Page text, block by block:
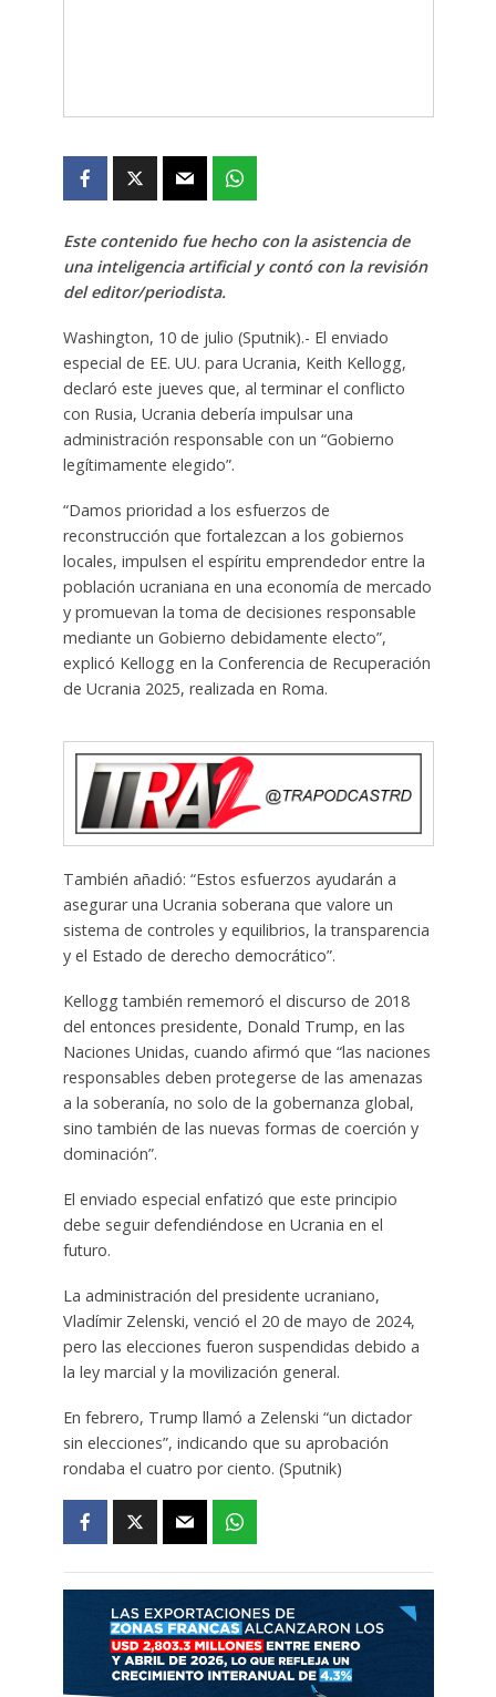
Este contenido fue hecho con la asistencia de
una inteligencia artificial y contó con la revisión
del editor/periodista.
Washington, 10 de julio (Sputnik).- El enviado
especial de EE. UU. para Ucrania, Keith Kellogg,
declaró este jueves que, al terminar el conflicto
con Rusia, Ucrania debería impulsar una
administración responsable con un “Gobierno
legítimamente elegido”.
“Damos prioridad a los esfuerzos de
reconstrucción que fortalezcan a los gobiernos
locales, impulsen el espíritu emprendedor entre la
población ucraniana en una economía de mercado
y promuevan la toma de decisiones responsable
mediante un Gobierno debidamente electo”,
explicó Kellogg en la Conferencia de Recuperación
de Ucrania 2025, realizada en Roma.
También añadió: “Estos esfuerzos ayudarán a
asegurar una Ucrania soberana que valore un
sistema de controles y equilibrios, la transparencia
y el Estado de derecho democrático”.
Kellogg también rememoró el discurso de 2018
del entonces presidente, Donald Trump, en las
Naciones Unidas, cuando afirmó que “las naciones
responsables deben protegerse de las amenazas
a la soberanía, no solo de la gobernanza global,
sino también de las nuevas formas de coerción y
dominación”.
El enviado especial enfatizó que este principio
debe seguir defendiéndose en Ucrania en el
futuro.
La administración del presidente ucraniano,
Vladímir Zelenski, venció el 20 de mayo de 2024,
pero las elecciones fueron suspendidas debido a
la ley marcial y la movilización general.
En febrero, Trump llamó a Zelenski “un dictador
sin elecciones”, indicando que su aprobación
rondaba el cuatro por ciento. (Sputnik)